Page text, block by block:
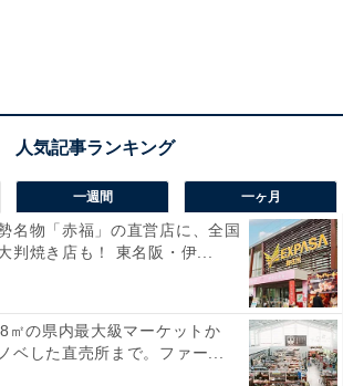
一週間 一ヶ月
名物「赤福」の直営店に、全国
判焼き店も！ 東名阪・伊...
㎡の県内最大級マーケットか
ベした直売所まで。ファー...